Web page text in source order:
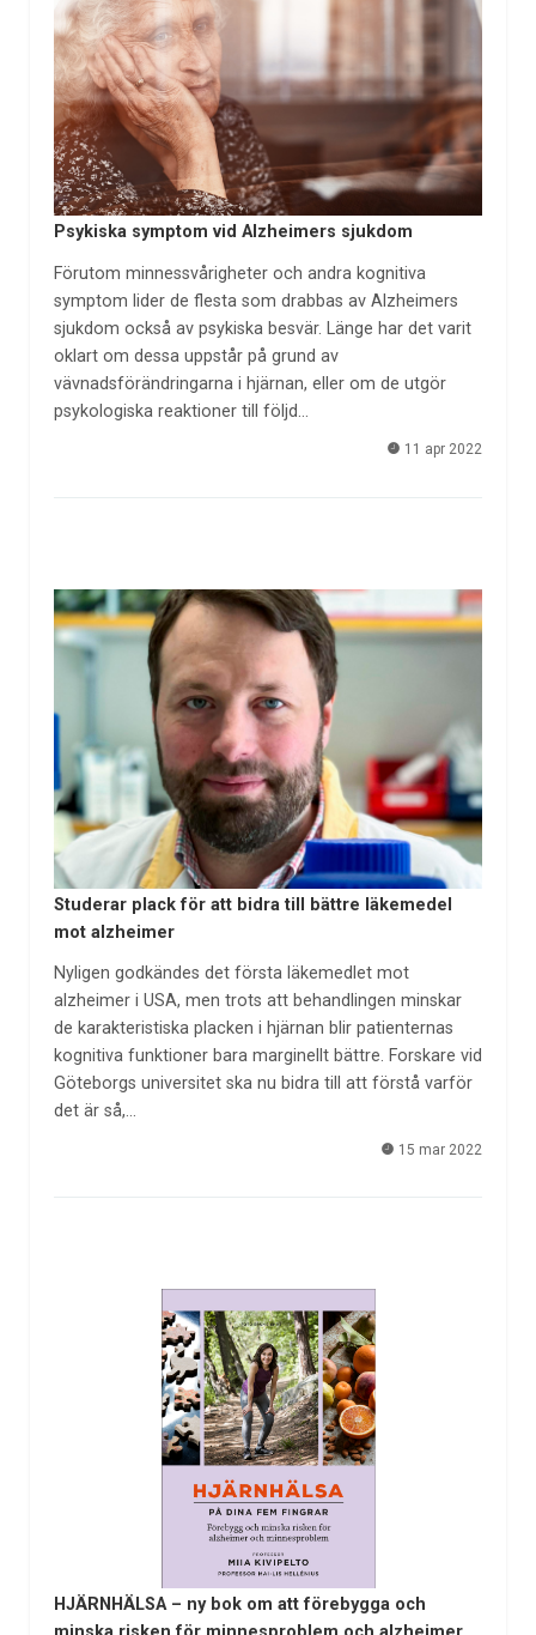
Psykiska symptom vid Alzheimers sjukdom
Förutom minnessvårigheter och andra kognitiva
symptom lider de flesta som drabbas av Alzheimers
sjukdom också av psykiska besvär. Länge har det varit
oklart om dessa uppstår på grund av
vävnadsförändringarna i hjärnan, eller om de utgör
psykologiska reaktioner till följd…
11 apr 2022
Studerar plack för att bidra till bättre läkemedel
mot alzheimer
Nyligen godkändes det första läkemedlet mot
alzheimer i USA, men trots att behandlingen minskar
de karakteristiska placken i hjärnan blir patienternas
kognitiva funktioner bara marginellt bättre. Forskare vid
Göteborgs universitet ska nu bidra till att förstå varför
det är så,…
15 mar 2022
HJÄRNHÄLSA – ny bok om att förebygga och